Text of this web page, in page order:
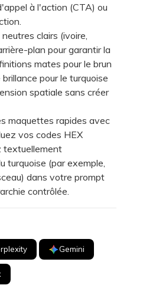
à l'action (CTA) ou
clairs (ivoire,
plan pour garantir la
mates pour le brun
pour le turquoise
spatiale sans créer
maquettes rapides avec
vos codes HEX
textuellement
turquoise (par exemple,
dans votre prompt
contrôlée.
Gemini